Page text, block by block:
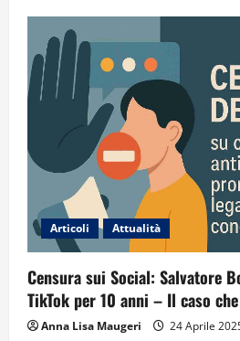
Articoli Attualità
Censura sui Social: Salvatore
TikTok per 10 anni – Il caso
Anna Lisa Maugeri 24 Aprile